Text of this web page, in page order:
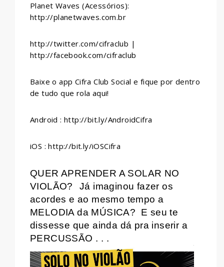
Planet Waves (Acessórios):
http://planetwaves.com.br
http://twitter.com/cifraclub |
http://facebook.com/cifraclub
Baixe o app Cifra Club Social e fique por dentro
de tudo que rola aqui!
Android : http://bit.ly/AndroidCifra
iOS : http://bit.ly/iOSCifra
QUER APRENDER A SOLAR NO
VIOLÃO?
Já imaginou fazer os
acordes e ao mesmo tempo a
MELODIA da MÚSICA? E seu te
dissesse que ainda dá pra inserir a
PERCUSSÃO . . .